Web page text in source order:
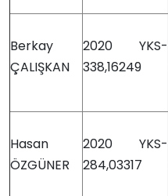
Berkay
ÇALIŞKAN
2020 YKS-
338,16249
Hasan
ÖZGÜNER
2020 YKS-
284,03317